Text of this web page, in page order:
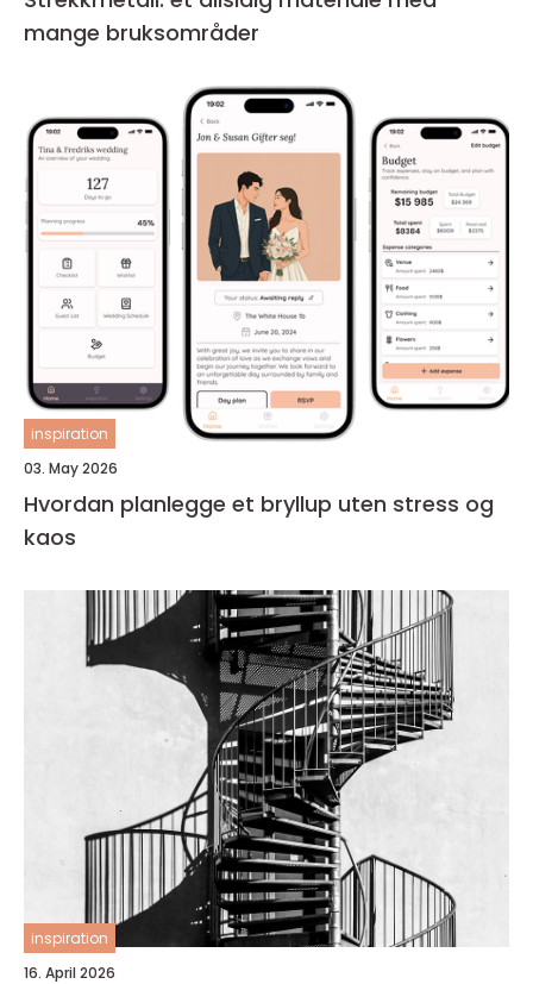
mange bruksområder
inspiration
03. May 2026
Hvordan planlegge et bryllup uten stress og
kaos
inspiration
16. April 2026